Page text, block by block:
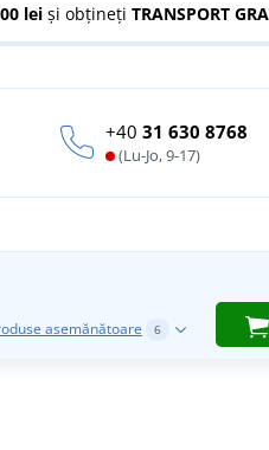
lei și obțineți TRANSPORT
+40 31 630 8768
(Lu-Jo, 9-17)
asemănătoare 6